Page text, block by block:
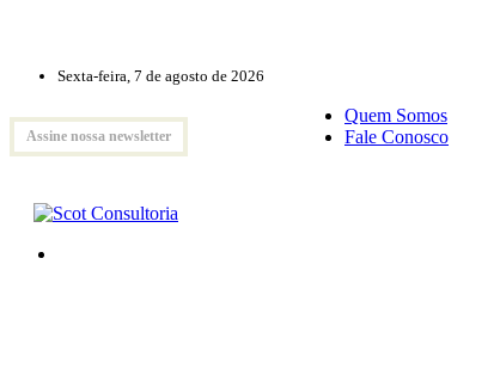
Sexta-feira, 7 de agosto de 2026
Assine nossa newsletter
Quem Somos
Fale Conosco